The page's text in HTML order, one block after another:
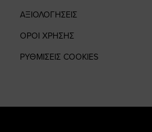
ΑΞΙΟΛΟΓΗΣΕΙΣ
ΟΡΟΙ ΧΡΗΣΗΣ
ΡΥΘΜΙΣΕΙΣ COOKIES